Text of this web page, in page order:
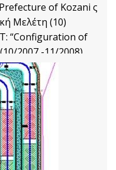
of Kozani ς
Μελέτη (10)
“Configuration of
2007 -11/2008)
Management Projects